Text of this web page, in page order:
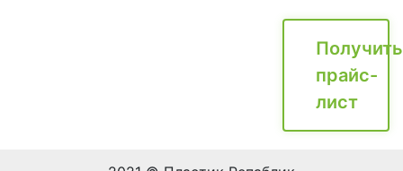
Получить
прайс-
лист